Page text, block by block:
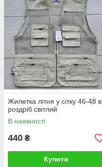
Жилетка літня у сітку 46-48 в
роздріб світлий
В наявності
440 ₴
Купити